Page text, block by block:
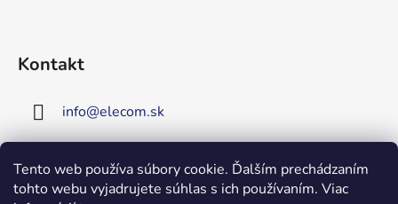
Tento web používa súbory cookie. Ďalším prechádzaním
tohto webu vyjadrujete súhlas s ich používaním. Viac
Upozornenie!
Kontakt
info@elecom.sk